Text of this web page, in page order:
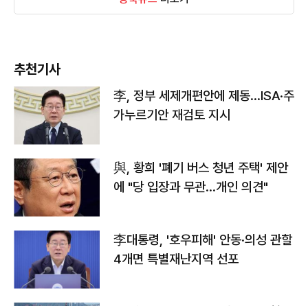
추천기사
李, 정부 세제개편안에 제동…ISA·주
가누르기안 재검토 지시
與, 황희 '폐기 버스 청년 주택' 제안
에 "당 입장과 무관…개인 의견"
李대통령, '호우피해' 안동·의성 관할
4개면 특별재난지역 선포